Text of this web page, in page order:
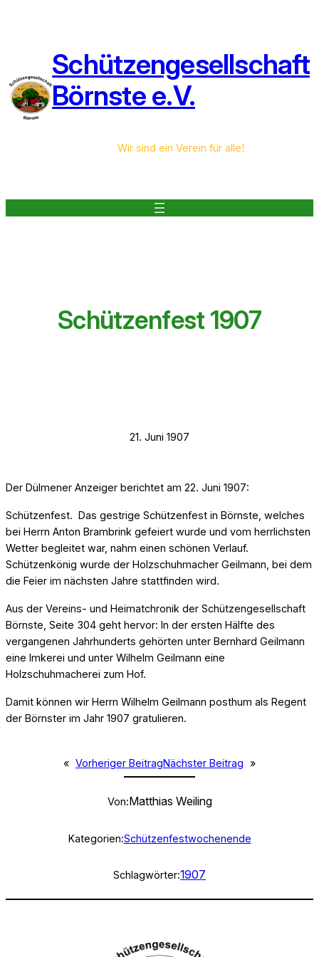
Schützengesellschaft
Börnste e.V.
Wir sind ein Verein für alle!
Schützenfest 1907
21. Juni 1907
Der Dülmener Anzeiger berichtet am 22. Juni 1907:
Schützenfest. Das gestrige Schützenfest in Börnste, welches
bei Herrn Anton Brambrink gefeiert wurde und vom herrlichsten
Wetter begleitet war, nahm einen schönen Verlauf.
Schützenkönig wurde der Holzschuhmacher Geilmann, bei dem
die Feier im nächsten Jahre stattfinden wird.
Aus der Vereins- und Heimatchronik der Schützengesellschaft
Börnste, Seite 304 geht hervor: In der ersten Hälfte des
vergangenen Jahrhunderts gehörten unter Bernhard Geilmann
eine Imkerei und unter Wilhelm Geilmann eine
Holzschuhmacherei zum Hof.
Damit können wir Herrn Wilhelm Geilmann posthum als Regent
der Börnster im Jahr 1907 gratulieren.
« Vorheriger BeitragNächster Beitrag »
Von:Matthias Weiling
Kategorien:Schützenfestwochenende
Schlagwörter:1907